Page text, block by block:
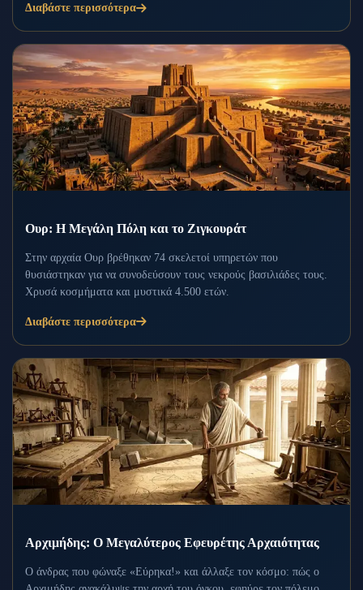
Διαβάστε περισσότερα
Ουρ: Η Μεγάλη Πόλη και το Ζιγκουράτ
Στην αρχαία Ουρ βρέθηκαν 74 σκελετοί υπηρετών που
θυσιάστηκαν για να συνοδεύσουν τους νεκρούς βασιλιάδες τους.
Χρυσά κοσμήματα και μυστικά 4.500 ετών.
Διαβάστε περισσότερα
Αρχιμήδης: Ο Μεγαλύτερος Εφευρέτης Αρχαιότητας
Ο άνδρας που φώναξε «Εύρηκα!» και άλλαξε τον κόσμο: πώς ο